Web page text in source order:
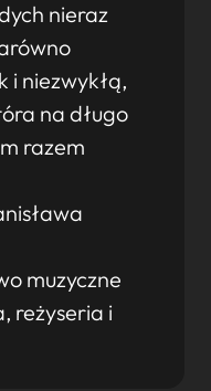
nieraz
i niezwykłą,
na długo
razem
muzyczne
reżyseria i